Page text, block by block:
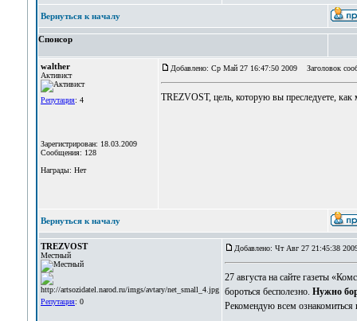
Вернуться к началу
Спонсор
walther
Активист
Репутация: 4
Зарегистрирован: 18.03.2009
Сообщения: 128
Награды: Нет
Добавлено: Ср Май 27 16:47:50 2009 Заголовок
TREZVOST, цель, которую вы преследуете,
Вернуться к началу
TREZVOST
Местный
Репутация: 0
Добавлено: Чт Авг 27 21:45:38
27 августа на сайте газеты
бороться бесполезно. Нужно
Рекомендую всем ознакомиться